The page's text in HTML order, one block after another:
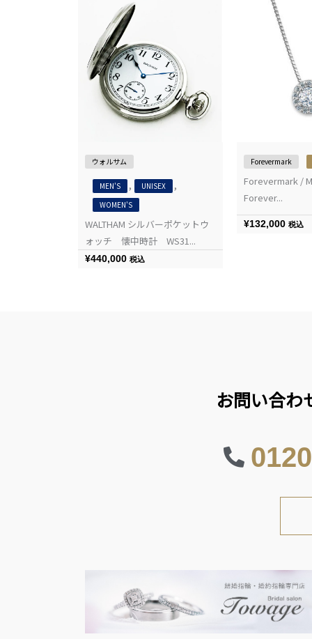
ウォルサム
MEN'S , UNISEX ,
WOMEN'S
WALTHAM シルバーポケットウ
ォッチ 懐中時計 WS31...
¥440,000 税込
Forevermark
Forevermark /
Forever...
¥132,000 税込
お問い合わ